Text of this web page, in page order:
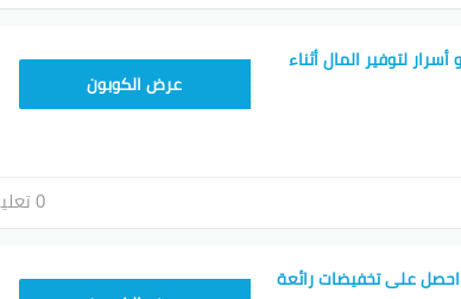
لتوفير المال أثناء
TEM34عرض الكوبون
0 تعليق
على تخفيضات رائعة